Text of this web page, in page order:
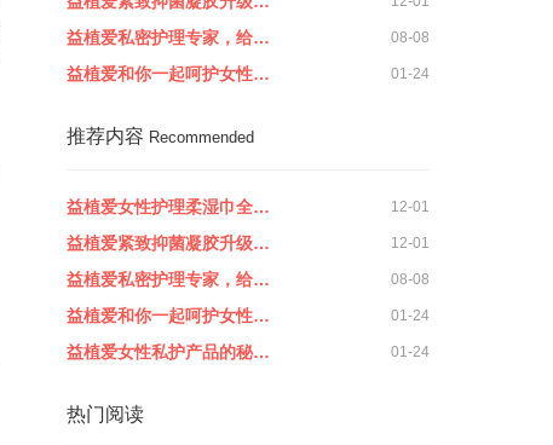
益植爱私密护理专家，给… 08-08
益植爱和你一起呵护女性… 01-24
推荐内容 Recommended
益植爱女性护理柔湿巾全… 12-01
益植爱紧致抑菌凝胶升级… 12-01
益植爱私密护理专家，给… 08-08
益植爱和你一起呵护女性… 01-24
益植爱女性私护产品的秘… 01-24
热门阅读